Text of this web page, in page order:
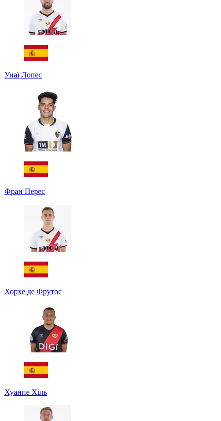
Унаї Лопес
Фран Перес
Хорхе де Фрутос
Хуанпе Хіль